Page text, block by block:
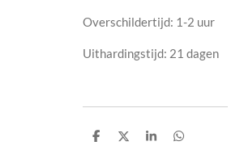
Overschildertijd: 1-2 uur
Uithardingstijd: 21 dagen
D
D
S
D